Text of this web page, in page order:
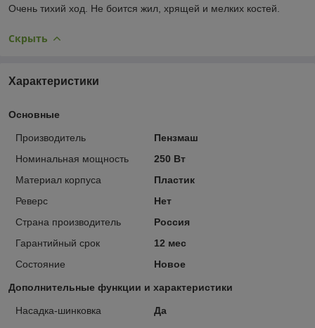
Очень тихий ход. Не боится жил, хрящей и мелких костей.
Скрыть
Характеристики
Основные
Производитель
Пензмаш
Номинальная мощность
250 Вт
Материал корпуса
Пластик
Реверс
Нет
Страна производитель
Россия
Гарантийный срок
12 мес
Состояние
Новое
Дополнительные функции и характеристики
Насадка-шинковка Да